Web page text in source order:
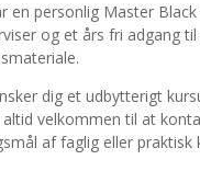
en personlig Master
og et års fri adgang
dig et udbytterigt
altid velkommen til at
af faglig eller praktisk